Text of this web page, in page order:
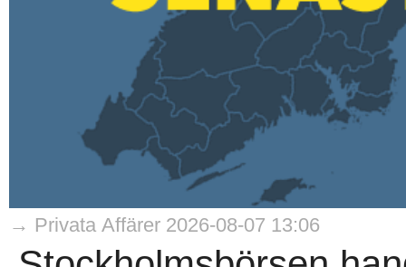
→ Privata Affärer 2026-08-07 13:06